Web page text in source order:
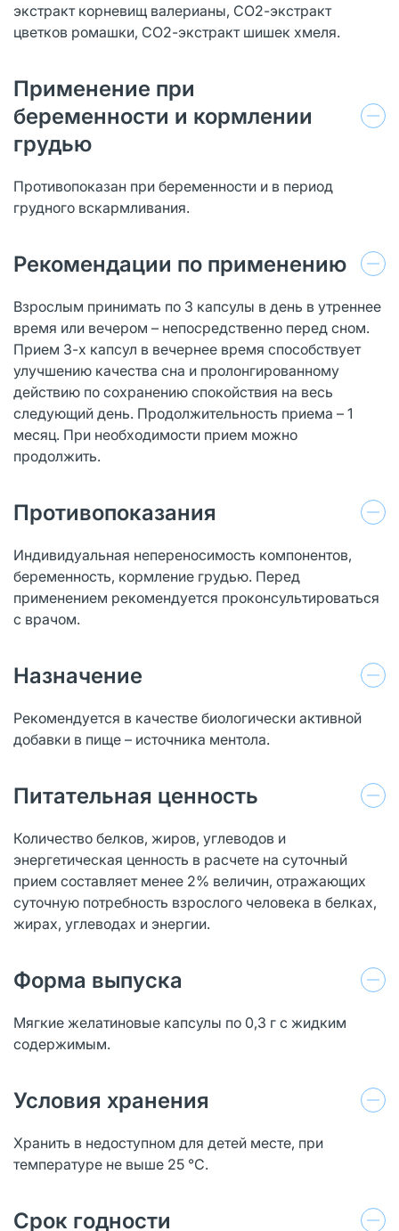
экстракт корневищ валерианы, СО2-экстракт
цветков ромашки, СО2-экстракт шишек хмеля.
Применение при
беременности и кормлении
грудью
Противопоказан при беременности и в период
грудного вскармливания.
Рекомендации по применению
Взрослым принимать по 3 капсулы в день в утреннее
время или вечером – непосредственно перед сном.
Прием 3-х капсул в вечернее время способствует
улучшению качества сна и пролонгированному
действию по сохранению спокойствия на весь
следующий день. Продолжительность приема – 1
месяц. При необходимости прием можно
продолжить.
Противопоказания
Индивидуальная непереносимость компонентов,
беременность, кормление грудью. Перед
применением рекомендуется проконсультироваться
с врачом.
Назначение
Рекомендуется в качестве биологически активной
добавки в пище – источника ментола.
Питательная ценность
Количество белков, жиров, углеводов и
энергетическая ценность в расчете на суточный
прием составляет менее 2% величин, отражающих
суточную потребность взрослого человека в белках,
жирах, углеводах и энергии.
Форма выпуска
Мягкие желатиновые капсулы по 0,3 г с жидким
содержимым.
Условия хранения
Хранить в недоступном для детей месте, при
температуре не выше 25 °С.
Срок годности